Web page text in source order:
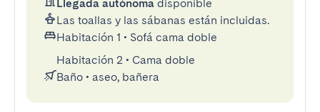
Llegada autónoma disponible
Las toallas y las sábanas están incluidas.
Habitación 1 • Sofá cama doble
Habitación 2 • Cama doble
Baño • aseo, bañera